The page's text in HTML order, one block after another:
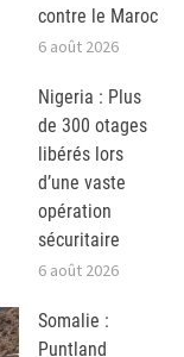
contre le Maroc
6 août 2026
Nigeria : Plus
de 300 otages
libérés lors
d’une vaste
opération
sécuritaire
6 août 2026
Somalie :
Puntland